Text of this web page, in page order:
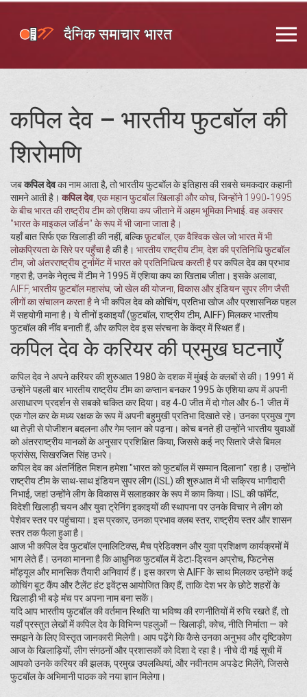
कपिल देव – भारतीय फुटबॉल की
शिरोमणि
जबकपिल देवका नाम आता है, तो भारतीय फुटबॉल के इतिहास की सबसे चमकदार कहानी
सामने आती है।कपिल देव, एक महान फुटबॉल खिलाड़ी और कोच, जिन्होंने 1990‑1995
के बीच भारत की राष्ट्रीय टीम को एशिया कप जीताने में अहम भूमिका निभाई . वह अक्सर
"भारत के माइकल जॉर्डन" के रूप में भी जाना जाता है।
यहाँ बात सिर्फ एक खिलाड़ी की नहीं, बल्किफ़ुटबॉल, एक वैश्विक खेल जो भारत में भी
लोकप्रियता के सिरे पर पहुँचा हैकी है। भारतीय राष्ट्रीय टीम, देश की प्रतिनिधि फुटबॉल
टीम, जो अंतरराष्ट्रीय टूर्नामेंट में भारत को प्रतिनिधित्व करती हैपर कपिल देव का प्रभाव
गहरा है; उनके नेतृत्व में टीम ने 1995 में एशिया कप का खिताब जीता। इसके अलावा,
AIFF, भारतीय फ़ुटबॉल महासंघ, जो खेल की योजना, विकास और इंडियन सुपर लीग जैसी
लीगों का संचालन करता हैने भी कपिल देव को कोचिंग, प्रतिभा खोज और प्रशासनिक पहल
में सहयोगी माना है। ये तीनों इकाइयाँ (फ़ुटबॉल, राष्ट्रीय टीम, AIFF) मिलकर भारतीय
फुटबॉल की नींव बनाती हैं, और कपिल देव इस संरचना के केंद्र में स्थित हैं।
कपिल देव के करियर की प्रमुख घटनाएँ
कपिल देव ने अपने करियर की शुरुआत 1980 के दशक में मुंबई के क्लबों से की। 1991 में
उन्होंने पहली बार भारतीय राष्ट्रीय टीम का कप्तान बनकर 1995 के एशिया कप में अपनी
असाधारण प्रदर्शन से सबको चकित कर दिया। वह 4‑0 जीत में दो गोल और 6‑1 जीत में
एक गोल कर के मध्य रक्षक के रूप में अपनी बहुमुखी प्रतिभा दिखाते रहे। उनका प्रमुख गुण
था तेज़ी से पोजीशन बदलना और गेम प्लान को पढ़ना। कोच बनते ही उन्होंने भारतीय युवाओं
को अंतरराष्ट्रीय मानकों के अनुसार प्रशिक्षित किया, जिससे कई नए सितारे जैसे बिमल
फ्रांसेस, सिखरजित सिंह उभरे।
कपिल देव का अंतर्निहित मिशन हमेशा "भारत को फुटबॉल में सम्मान दिलाना" रहा है। उन्होंने
राष्ट्रीय टीम के साथ-साथ इंडियन सुपर लीग (ISL) की शुरुआत में भी सक्रिय भागीदारी
निभाई, जहां उन्होंने लीग के विकास में सलाहकार के रूप में काम किया। ISL की फॉर्मेट,
विदेशी खिलाड़ी चयन और युवा ट्रेनिंग इकाइयों की स्थापना पर उनके विचार ने लीग को
पेशेवर स्तर पर पहुंचाया। इस प्रकार, उनका प्रभाव क्लब स्तर, राष्ट्रीय स्तर और शासन
स्तर तक फैला हुआ है।
आज भी कपिल देव फुटबॉल एनालिटिक्स, मैच प्रेडिक्शन और युवा प्रशिक्षण कार्यक्रमों में
भाग लेते हैं। उनका मानना है कि आधुनिक फुटबॉल में डेटा‑ड्रिवन अप्रोच, फिटनेस
मॉड्यूल और मानसिक तैयारी अनिवार्य हैं। इस कारण से AIFF के साथ मिलकर उन्होंने कई
कोचिंग बूट कैंप और टैलेंट हंट इवेंट्स आयोजित किए हैं, ताकि देश भर के छोटे शहरों के
खिलाड़ी भी बड़े मंच पर अपना नाम बना सकें।
यदि आप भारतीय फुटबॉल की वर्तमान स्थिति या भविष्य की रणनीतियों में रुचि रखते हैं, तो
यहाँ प्रस्तुत लेखों में कपिल देव के विभिन्न पहलुओं — खिलाड़ी, कोच, नीति निर्माता — को
समझने के लिए विस्तृत जानकारी मिलेगी। आप पढ़ेंगे कि कैसे उनका अनुभव और दृष्टिकोण
आज के खिलाड़ियों, लीग संगठनों और प्रशासकों को दिशा दे रहा है। नीचे दी गई सूची में
आपको उनके करियर की झलक, प्रमुख उपलब्धियां, और नवीनतम अपडेट मिलेंगे, जिससे
फुटबॉल के अभिमानी पाठक को नया ज्ञान मिलेगा।